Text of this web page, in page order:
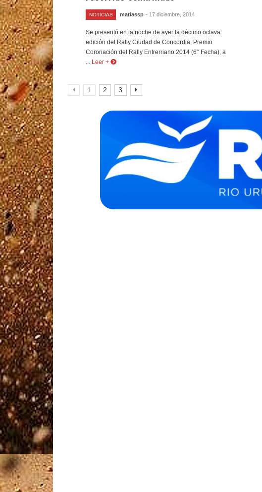
NOTICIAS matiassp - 17 diciembre, 2014
Se presentó en la noche de ayer la décimo octava
edición del Rally Ciudad de Concordia, Premio
Coronación del Rally Entrerriano 2014 (6° Fecha), a
... Leer +
1 2 3